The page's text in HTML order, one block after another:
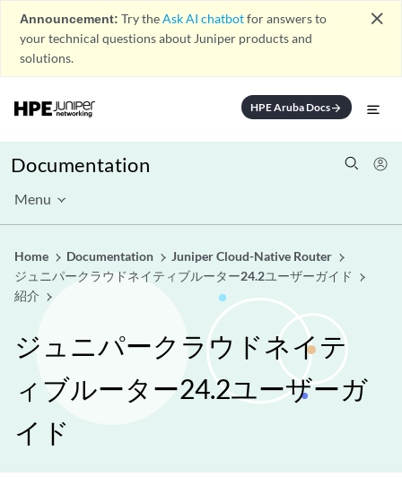
Announcement: Try theAsk AI chatbotfor answers to
your technical questions about Juniper products and
solutions.
close
HPE Aruba Docsarrow_forward
Documentation
Menu
Home Documentation
Juniper Cloud-Native Router
ジュニパークラウドネイティブルーター24.2ユーザーガイド
紹介
ジュニパークラウドネイテ
ィブルーター24.2ユーザーガ
イド